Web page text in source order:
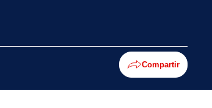
Compartir